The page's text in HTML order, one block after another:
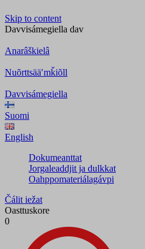
Skip to content
Davvisámegiella dav
Anarâškielâ
Nuõrttsääʹmǩiõll
Davvisámegiella
Suomi
English
Dokumeanttat
Jorgaleaddjit ja dulkkat
Oahppomateriálagávpi
Čálit iežat
Oasttuskore
0